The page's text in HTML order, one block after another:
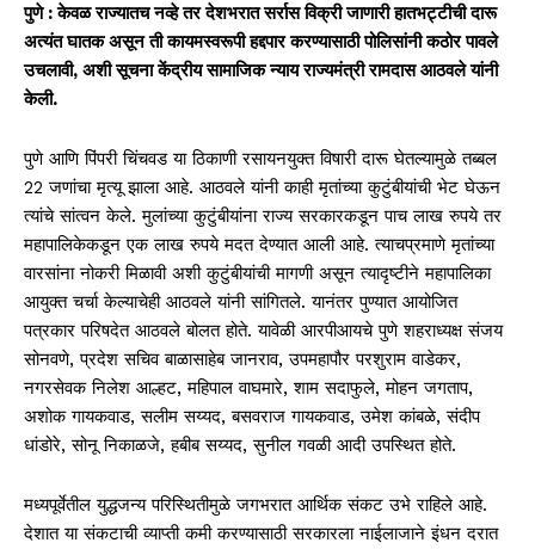
पुणे : केवळ राज्यातच नव्हे तर देशभरात सर्रास विक्री जाणारी हातभट्टीची दारू
अत्यंत घातक असून ती कायमस्वरूपी हद्दपार करण्यासाठी पोलिसांनी कठोर पावले
उचलावी, अशी सूचना केंद्रीय सामाजिक न्याय राज्यमंत्री रामदास आठवले यांनी
केली.
पुणे आणि पिंपरी चिंचवड या ठिकाणी रसायनयुक्त विषारी दारू घेतल्यामुळे तब्बल
22 जणांचा मृत्यू झाला आहे. आठवले यांनी काही मृतांच्या कुटुंबीयांची भेट घेऊन
त्यांचे सांत्वन केले. मुलांच्या कुटुंबीयांना राज्य सरकारकडून पाच लाख रुपये तर
महापालिकेकडून एक लाख रुपये मदत देण्यात आली आहे. त्याचप्रमाणे मृतांच्या
वारसांना नोकरी मिळावी अशी कुटुंबीयांची मागणी असून त्यादृष्टीने महापालिका
आयुक्त चर्चा केल्याचेही आठवले यांनी सांगितले. यानंतर पुण्यात आयोजित
पत्रकार परिषदेत आठवले बोलत होते. यावेळी आरपीआयचे पुणे शहराध्यक्ष संजय
सोनवणे, प्रदेश सचिव बाळासाहेब जानराव, उपमहापौर परशुराम वाडेकर,
नगरसेवक निलेश आल्हट, महिपाल वाघमारे, शाम सदाफुले, मोहन जगताप,
अशोक गायकवाड, सलीम सय्यद, बसवराज गायकवाड, उमेश कांबळे, संदीप
धांडोरे, सोनू निकाळजे, हबीब सय्यद, सुनील गवळी आदी उपस्थित होते.
मध्यपूर्वेतील युद्धजन्य परिस्थितीमुळे जगभरात आर्थिक संकट उभे राहिले आहे.
देशात या संकटाची व्याप्ती कमी करण्यासाठी सरकारला नाईलाजाने इंधन दरात